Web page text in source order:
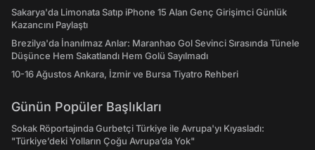
Sakarya'da Limonata Satıp iPhone 15 Alan Genç Girişimci Günlük
Kazancını Paylaştı
Brezilya'da İnanılmaz Anlar: Maranhao Gol Sevinci Sırasında Tünele
Düşünce Hem Sakatlandı Hem Golü Sayılmadı
10-16 Ağustos Ankara, İzmir ve Bursa Tiyatro Rehberi
Günün Popüler Başlıkları
Sokak Röportajında Gurbetçi Türkiye ile Avrupa'yı Kıyasladı:
"Türkiye’deki Yolların Çoğu Avrupa’da Yok"